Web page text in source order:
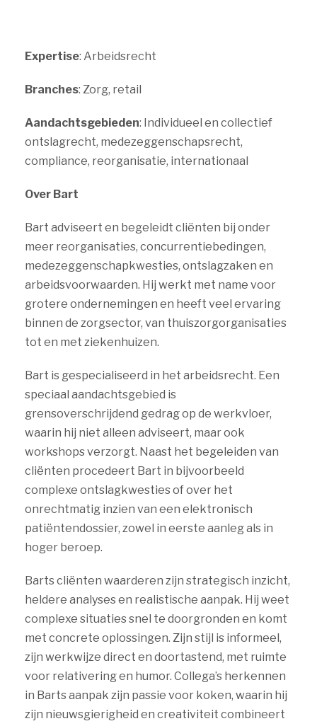
Expertise: Arbeidsrecht
Branches: Zorg, retail
Aandachtsgebieden: Individueel en collectief
ontslagrecht, medezeggenschapsrecht,
compliance, reorganisatie, internationaal
Over Bart
Bart adviseert en begeleidt cliënten bij onder
meer reorganisaties, concurrentiebedingen,
medezeggenschapkwesties, ontslagzaken en
arbeidsvoorwaarden. Hij werkt met name voor
grotere ondernemingen en heeft veel ervaring
binnen de zorgsector, van thuiszorgorganisaties
tot en met ziekenhuizen.
Bart is gespecialiseerd in het arbeidsrecht. Een
speciaal aandachtsgebied is
grensoverschrijdend gedrag op de werkvloer,
waarin hij niet alleen adviseert, maar ook
workshops verzorgt. Naast het begeleiden van
cliënten procedeert Bart in bijvoorbeeld
complexe ontslagkwesties of over het
onrechtmatig inzien van een elektronisch
patiëntendossier, zowel in eerste aanleg als in
hoger beroep.
Barts cliënten waarderen zijn strategisch inzicht,
heldere analyses en realistische aanpak. Hij weet
complexe situaties snel te doorgronden en komt
met concrete oplossingen. Zijn stijl is informeel,
zijn werkwijze direct en doortastend, met ruimte
voor relativering en humor. Collega’s herkennen
in Barts aanpak zijn passie voor koken, waarin hij
zijn nieuwsgierigheid en creativiteit combineert